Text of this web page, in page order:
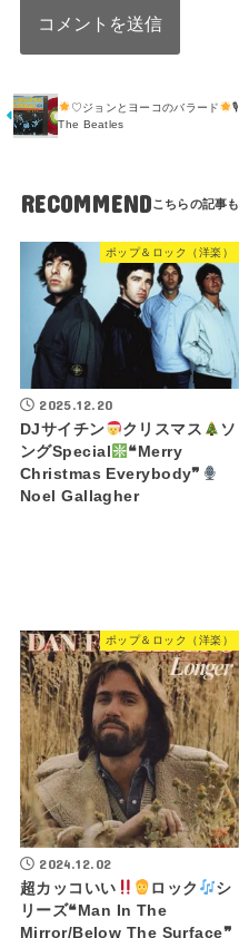
♡ジョンとヨーコのバラード
🎙
The Beatles
RECOMMEND
ポップ＆ロック（洋楽）
2025.12.20
DJサイチン
クリスマス
ソ
ングSpecial
❝Merry
Christmas Everybody❞
Noel Gallagher
ポップ＆ロック（洋楽）
2024.12.02
超カッコいい
ロック
シ
リーズ❝Man In The
Mirror/Below The Surface❞